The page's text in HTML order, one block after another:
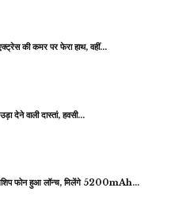
की कमर पर फेरा हाथ, वहीं…
देने वाली दास्तां, हवसी…
फोन हुआ लॉन्च, मिलेंगे 5200mAh…